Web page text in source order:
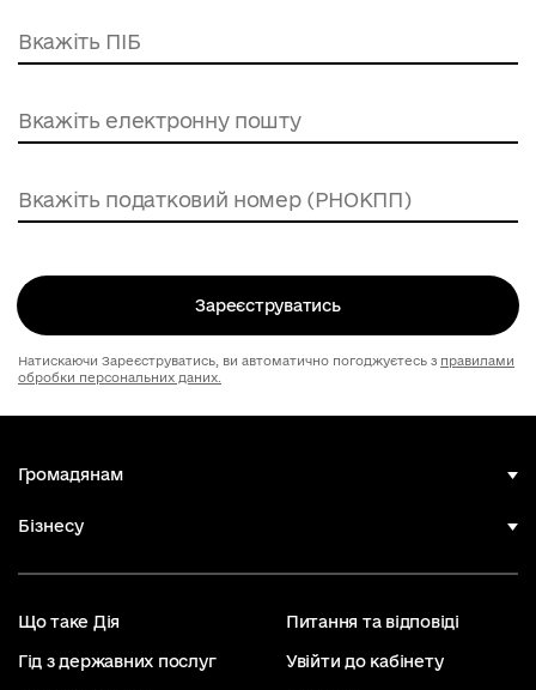
Зареєструватись
Натискаючи Зареєструватись, ви автоматично погоджуєтесь з правилами
обробки персональних даних.
Громадянам
Бізнесу
Що таке Дія Питання та відповіді
Гід з державних послуг Увійти до кабінету